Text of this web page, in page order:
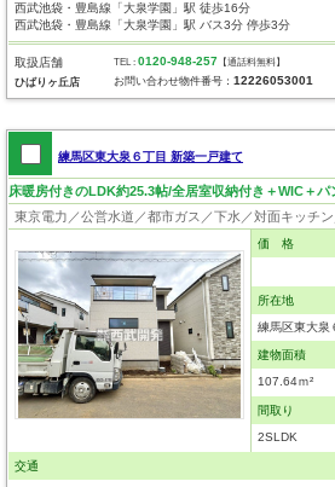
西武池袋・豊島線「大泉学園」駅 徒歩16分
西武池袋・豊島線「大泉学園」駅 バス3分 停歩3分
取扱店舗
ひばりヶ丘店
TEL :0120-948-257 【通話料無料】
お問い合わせ物件番号：12226053001
練馬区東大泉６丁目 新築一戸建て
価 格
所在地
練馬区東大泉
建物面積
107.64ｍ²
間取り
2SLDK
交通